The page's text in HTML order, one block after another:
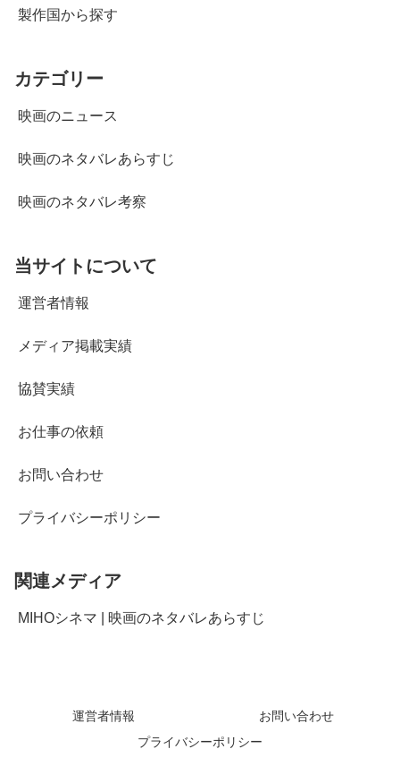
製作国から探す
カテゴリー
映画のニュース
映画のネタバレあらすじ
映画のネタバレ考察
当サイトについて
運営者情報
メディア掲載実績
協賛実績
お仕事の依頼
お問い合わせ
プライバシーポリシー
関連メディア
MIHOシネマ | 映画のネタバレあらすじ
運営者情報
お問い合わせ
プライバシーポリシー